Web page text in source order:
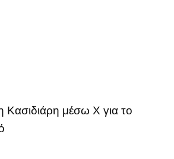
Κασιδιάρη μέσω Χ για το